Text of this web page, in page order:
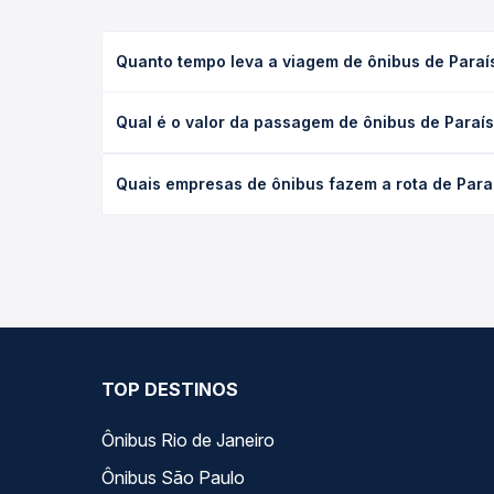
Quanto tempo leva a viagem de ônibus de
executivo ou leito) e as condições de tráfego. Na
Qual é o valor da passagem de ônibus de
poltrona e a antecedência da compra. Na Quero
Quais empresas de ônibus fazem a rota de
TOP DESTINOS
Ônibus Rio de Janeiro
Ônibus São Paulo